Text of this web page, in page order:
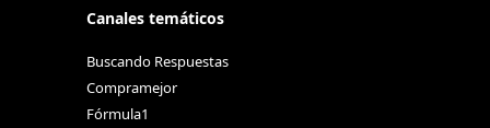
Canales temáticos
Buscando Respuestas
Compramejor
Fórmula1